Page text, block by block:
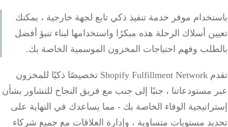
موفر خدمة تنفيذ ذكي تابع لجهة خارجية ، يمكنك
أسلاك الرحلة هذه مبكرًا واستخدامها لبناء تنبؤ أفضل
وفهم احتياجات المخزون الموسمية الخاصة بك.
تقدم Shopify Fulfillment Network تخصيصًا ذكيًا للمخزون
مستودعاتنا ، جنبًا إلى جنب مع فريق النجاح للتشاور بشأن
الوفاء الخاصة بك - مما يساعدك في النهاية على
مستويات متساوية ، وإدارة العلاقات مع جميع شركاء